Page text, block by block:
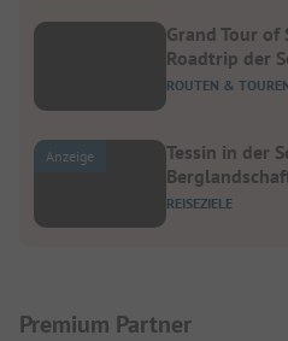
ROUTEN &
Grand Tour
Roadtrip der
Anzeige
REISEZIELE
Tessin in der
Premium Partner